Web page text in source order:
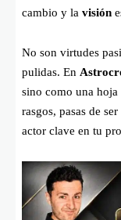
cambio y la visión
No son virtudes
pulidas. En
sino como una
rasgos, pasas de
actor clave en tu